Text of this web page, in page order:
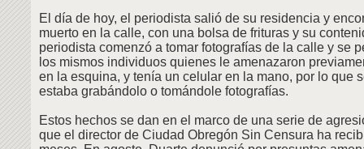
El día de hoy, el periodista salió de su residencia y
muerto en la calle, con una bolsa de frituras y su
periodista comenzó a tomar fotografías de la calle y se
los mismos individuos quienes le amenazaron
en la esquina, y tenía un celular en la mano, por lo que
estaba grabándolo o tomándole fotografías.
Estos hechos se dan en el marco de una serie de
que el director de Ciudad Obregón Sin Censura ha